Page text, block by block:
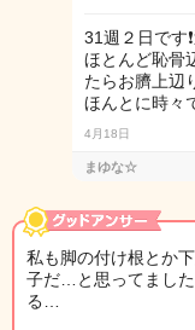
31週２日です
ほとんど恥骨
たらお臍上辺
ほんとに時々
4月18日
まゆな☆
私も脚の付け根とか
子だ…と思ってまし
る…